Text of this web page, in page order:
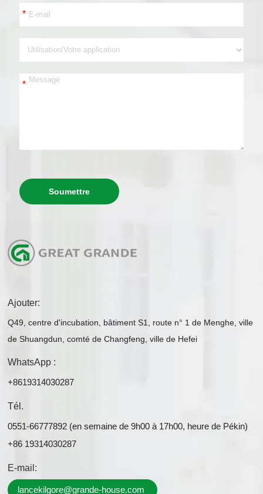
*
*
Soumettre
Ajouter:
Q49, centre d'incubation, bâtiment S1, route n° 1 de Menghe, ville
de Shuangdun, comté de Changfeng, ville de Hefei
WhatsApp :
+8619314030287
Tél.
0551-66777892 (en semaine de 9h00 à 17h00, heure de Pékin)
+86 19314030287
E-mail:
lancekilgore@grande-house.com